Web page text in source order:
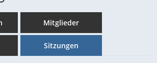
Mitglieder
Sitzungen